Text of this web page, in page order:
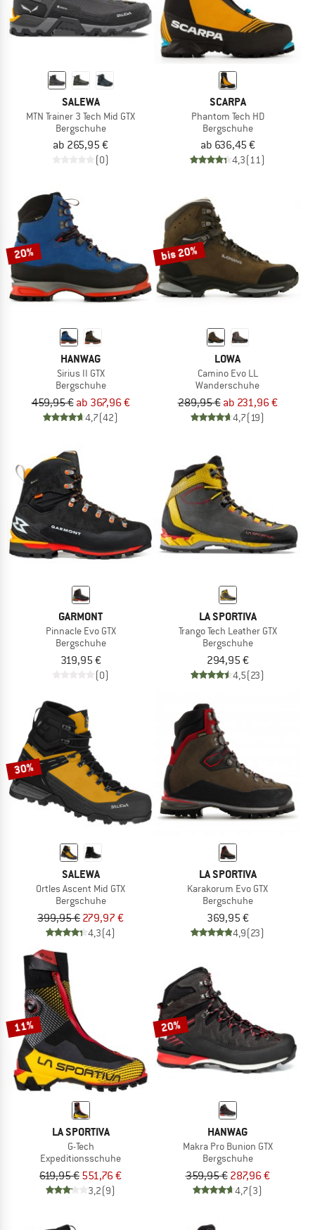
SALEWA
MTN Trainer 3 Tech Mid GTX
Bergschuhe
ab 265,95 €
(0)
SCARPA
Phantom Tech HD
Bergschuhe
ab 636,45 €
4,3(11)
20%
HANWAG
Sirius II GTX
Bergschuhe
459,95 € ab 367,96 €
4,7(42)
bis 20%
LOWA
Camino Evo LL
Wanderschuhe
289,95 € ab 231,96 €
4,7(19)
GARMONT
Pinnacle Evo GTX
Bergschuhe
319,95 €
(0)
LA SPORTIVA
Trango Tech Leather GTX
Bergschuhe
294,95 €
4,5(23)
30%
SALEWA
Ortles Ascent Mid GTX
Bergschuhe
399,95 € 279,97 €
4,3(4)
LA SPORTIVA
Karakorum Evo GTX
Bergschuhe
369,95 €
4,9(23)
11%
LA SPORTIVA
G-Tech
Expeditionsschuhe
619,95 € 551,76 €
3,2(9)
20%
HANWAG
Makra Pro Bunion GTX
Bergschuhe
359,95 € 287,96 €
4,7(3)